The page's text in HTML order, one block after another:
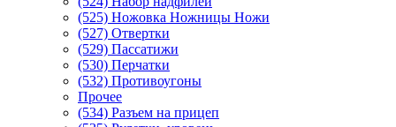
(525) Ножовка Ножницы Ножи
(527) Отвертки
(529) Пассатижи
(530) Перчатки
(532) Противоугоны
Прочее
(534) Разъем на прицеп